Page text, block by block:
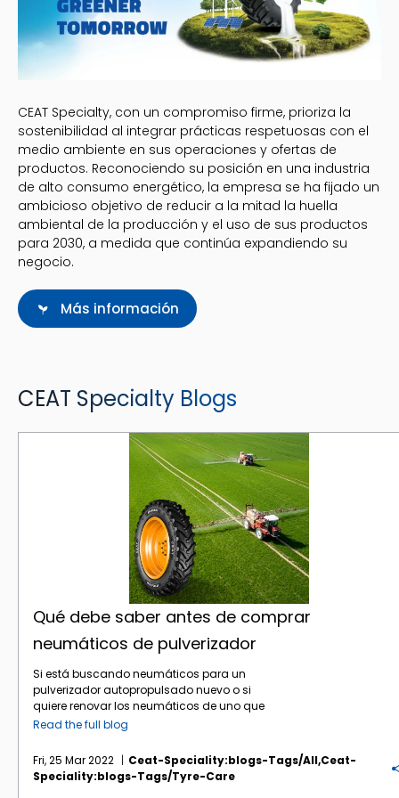
CEAT Specialty, con un compromiso firme, prioriza la
sostenibilidad al integrar prácticas respetuosas con el
medio ambiente en sus operaciones y ofertas de
productos. Reconociendo su posición en una industria
de alto consumo energético, la empresa se ha fijado un
ambicioso objetivo de reducir a la mitad la huella
ambiental de la producción y el uso de sus productos
para 2030, a medida que continúa expandiendo su
negocio.
Más información
CEAT Specialty Blogs
Qué debe saber antes de comprar
neumáticos de pulverizador
Si está buscando neumáticos para un
pulverizador autopropulsado nuevo o si
quiere renovar los neumáticos de uno que
ya posee, hay ciertos aspectos que debe
pedirlos.Antes de buscar en internet
«neumáticos de pulverizador a la venta» o
«neumáticos de pulverizador cerca de mí»
Read the full blog
Fri, 25 Mar 2022
Ceat-Speciality:blogs-Tags/all,ceat-
Speciality:blogs-Tags/tyre-Care